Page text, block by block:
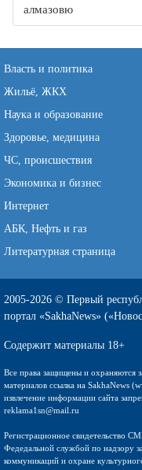
алмазовю
Власть и политика
Жильё, ЖКХ
Наука и образование
Здоровье, медицина
ЧС, происшествия
Экономика и бизнес
Интернет
АБК, Нефть и газ
Литературная страница
2005-2026 © Первый
портал «SakhaNews»
Содержит материалы 18+
Все права защищены и охраняются
материалов ссылка на SakhaNews
извлечение информации сайта
reklama1sn@mail.ru
Регистрационное свидетельство
Федедальной службой по надзору
коммуникаций и охране